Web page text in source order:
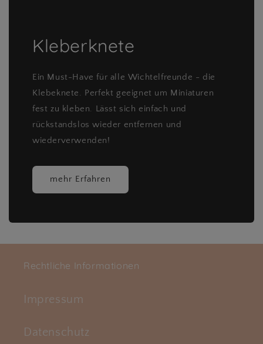
Kleberknete
Ein Must-Have für alle Wichtelfreunde - die
Klebeknete. Perfekt geeignet um Miniaturen
fest zu kleben. Lässt sich einfach und
rückstandslos wieder entfernen und
wiederverwenden!
mehr Erfahren
Rechtliche Informationen
Impressum
Datenschutz